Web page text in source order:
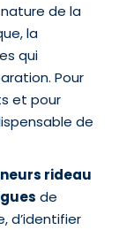
de la
la
qui
Pour
et pour
de
rideau
de
d’identifier